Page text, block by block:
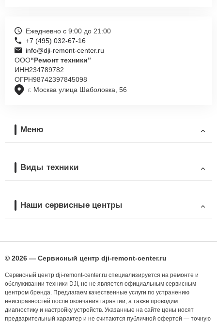
г. Москва улица Шаболовка, 56
Ежедневно с 9:00 до 21:00
+7 (495) 032-67-16
info@dji-remont-center.ru
ООО“Ремонт техники”
ИНН234789782
ОГРН98742397845098
Меню
Виды техники
Наши сервисные центры
© 2026 — Сервисный центр dji-remont-center.ru
Сервисный центр dji-remont-center.ru специализируется на ремонте и
обслуживании техники DJI, но не является официальным сервисным
центром бренда. Предлагаем качественные услуги по устранению
неисправностей после окончания гарантии, а также проводим
диагностику и настройку устройств. Указанные на сайте цены носят
предварительный характер и не считаются публичной офертой — точную